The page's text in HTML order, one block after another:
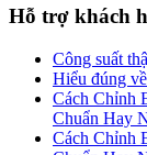
Hỗ trợ khách
Công suất
Hiểu đúng
Cách Chỉnh
Chuẩn Hay
Cách Chỉnh